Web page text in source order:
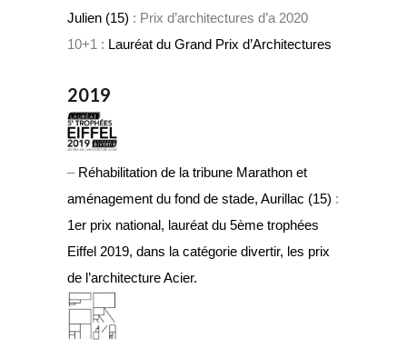
Julien (15) : Prix d’architectures d’a 2020
10+1 : Lauréat du Grand Prix d’Architectures
2019
– Réhabilitation de la tribune Marathon et
aménagement du fond de stade, Aurillac (15) :
1er prix national, lauréat du 5ème trophées
Eiffel 2019, dans la catégorie divertir, les prix
de l’architecture Acier.